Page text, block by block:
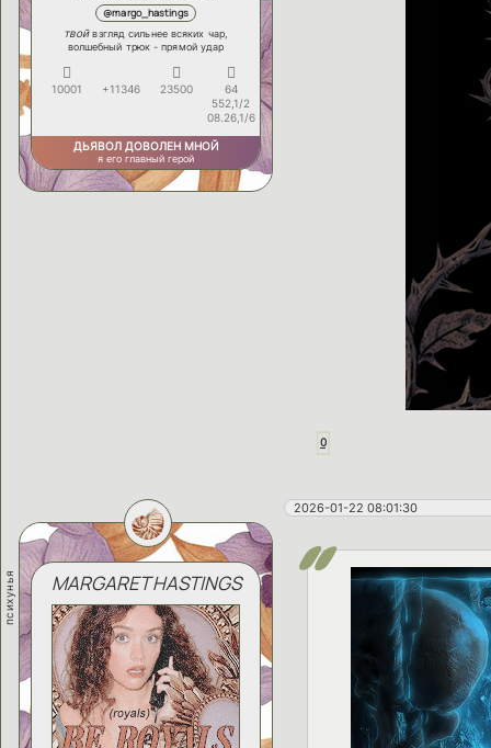
@margo_hastings
твойвзгляд сильнее всяких чар,
волшебный трюк - прямой удар
10001 +11346 23500
64
552,1/2
08.26,1/6
ДЬЯВОЛ ДОВОЛЕН МНОЙ
я его главный герой
0
2026-01-22 08:01:30
психунья MARGARET HASTINGS